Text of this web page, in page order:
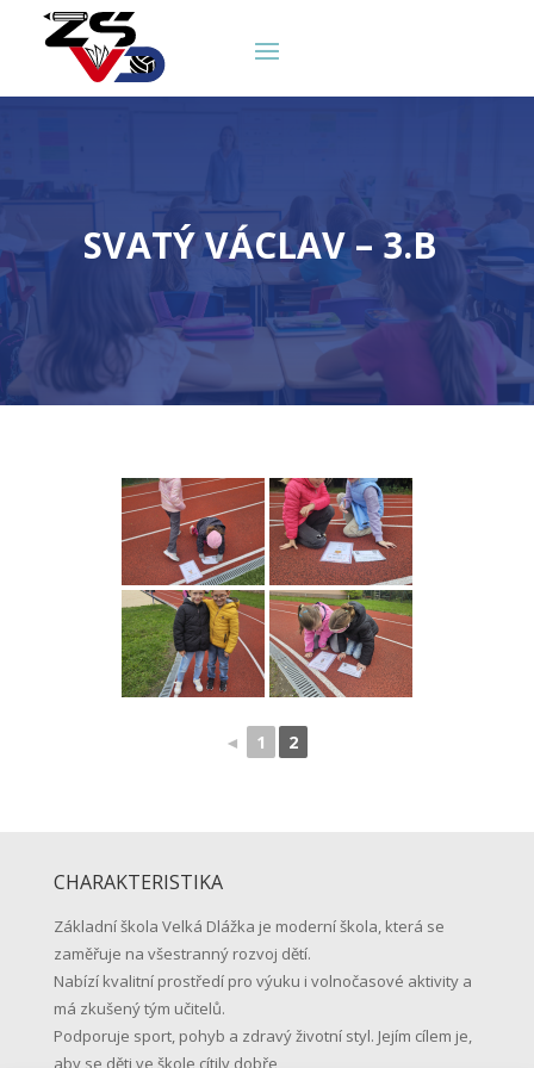
SVATÝ VÁCLAV – 3.B
◄ 1 2
CHARAKTERISTIKA
Základní škola Velká Dlážka je moderní škola, která se
zaměřuje na všestranný rozvoj dětí.
Nabízí kvalitní prostředí pro výuku i volnočasové aktivity a
má zkušený tým učitelů.
Podporuje sport, pohyb a zdravý životní styl. Jejím cílem je,
aby se děti ve škole cítily dobře,